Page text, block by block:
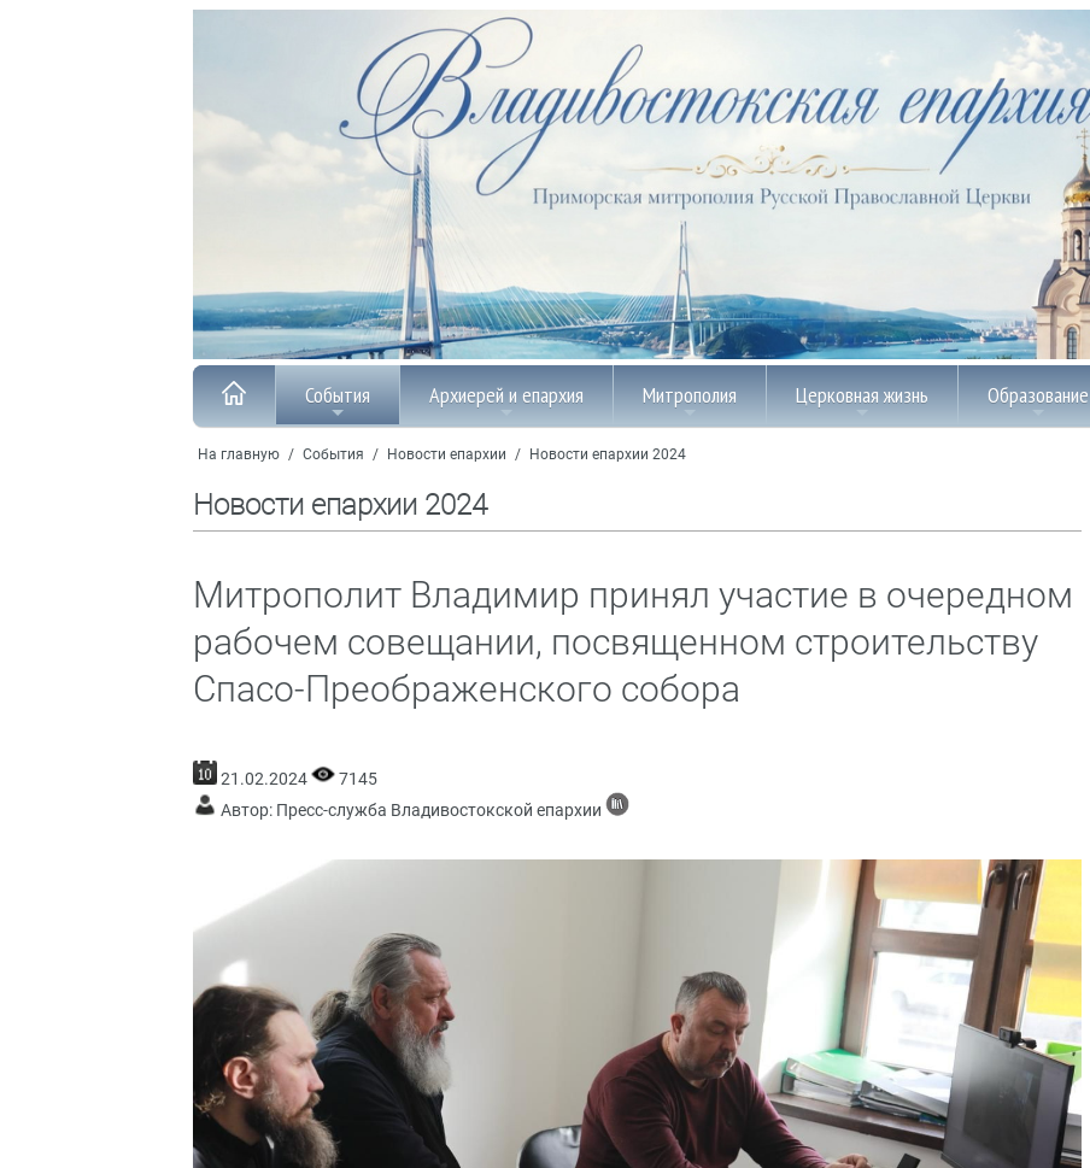
События Архиерей и епархия Митрополия Церковная жизнь Образование
На главную / События / Новости епархии / Новости епархии 2024
Новости епархии 2024
Митрополит Владимир принял участие в очередном
рабочем совещании, посвященном строительству
Спасо-Преображенского собора
21.02.2024
7145
Автор: Пресс-служба Владивостокской епархии